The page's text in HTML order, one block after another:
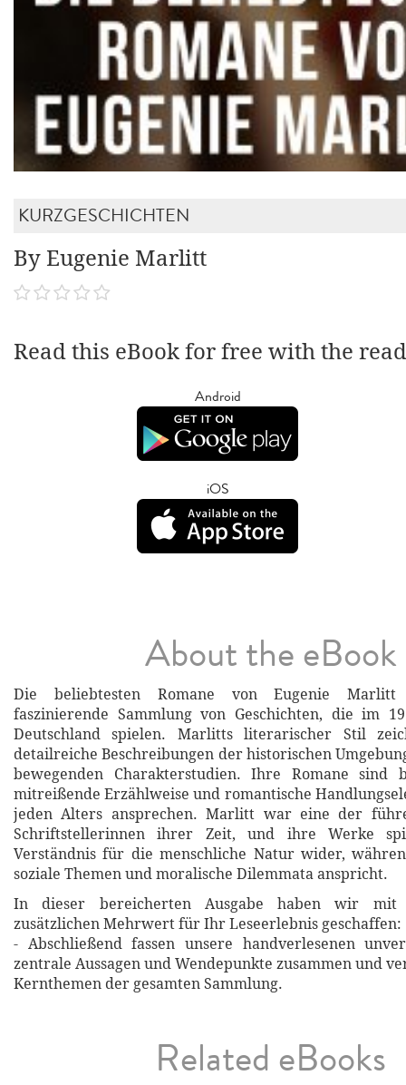
KURZGESCHICHTEN
By Eugenie Marlitt
Read this eBook for free with the
Android
iOS
About the eBook
Die beliebtesten Romane von Eugenie
faszinierende Sammlung von Geschichten, die im
Deutschland spielen. Marlitts literarischer Stil
detailreiche Beschreibungen der historischen
bewegenden Charakterstudien. Ihre Romane
mitreißende Erzählweise und romantische
jeden Alters ansprechen. Marlitt war eine der
Schriftstellerinnen ihrer Zeit, und ihre Werke
Verständnis für die menschliche Natur wider,
soziale Themen und moralische Dilemmata anspricht.
In dieser bereicherten Ausgabe haben wir mit
zusätzlichen Mehrwert für Ihr Leseerlebnis geschaffen:
- Abschließend fassen unsere handverlesenen
zentrale Aussagen und Wendepunkte zusammen und
Kernthemen der gesamten Sammlung.
Related eBooks